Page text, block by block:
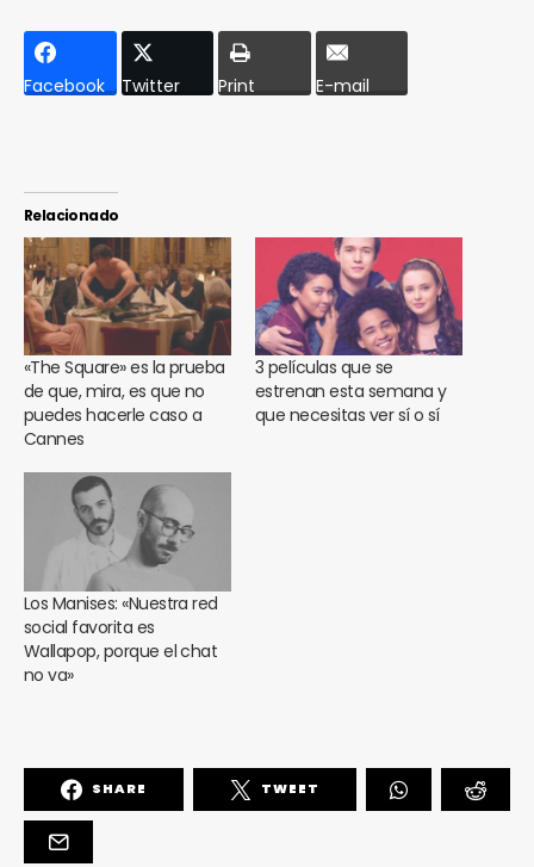
Facebook Twitter Print E-mail
Relacionado
«The Square» es la prueba
de que, mira, es que no
puedes hacerle caso a
Cannes
3 películas que se
estrenan esta semana y
que necesitas ver sí o sí
Los Manises: «Nuestra red
social favorita es
Wallapop, porque el chat
no va»
SHARE TWEET